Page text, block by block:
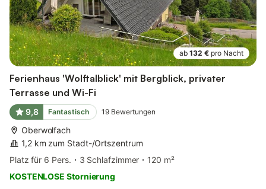
ab 132 € pro Nacht
Ferienhaus 'Wolftalblick' mit Bergblick, privater
Terrasse und Wi-Fi
9,8 Fantastisch 19 Bewertungen
Oberwolfach
1,2 km zum Stadt-/Ortszentrum
Platz für 6 Pers.
3 Schlafzimmer
120 m²
KOSTENLOSE Stornierung